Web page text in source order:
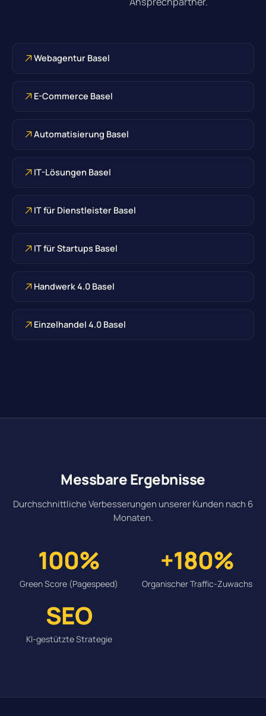
Webagentur Basel
E-Commerce Basel
Automatisierung Basel
IT-Lösungen Basel
IT für Dienstleister Basel
IT für Startups Basel
Handwerk 4.0 Basel
Einzelhandel 4.0 Basel
Messbare Ergebnisse
Durchschnittliche Verbesserungen unserer Kunden nach 6
Monaten.
100%
Green Score (Pagespeed)
+180%
Organischer Traffic-Zuwachs
SEO
KI-gestützte Strategie